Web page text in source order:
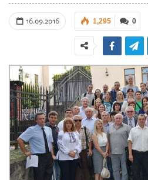
16.09.2016 0
1,295